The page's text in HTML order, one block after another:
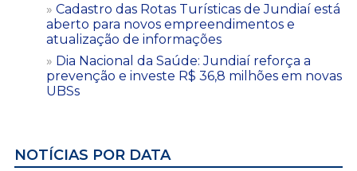
Cadastro das Rotas Turísticas de Jundiaí está
aberto para novos empreendimentos e
atualização de informações
Dia Nacional da Saúde: Jundiaí reforça a
prevenção e investe R$ 36,8 milhões em novas
UBSs
NOTÍCIAS POR DATA